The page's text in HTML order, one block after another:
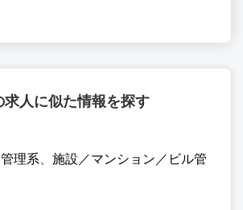
求人に似た情報を探す
理系
施設／マンション／ビル管